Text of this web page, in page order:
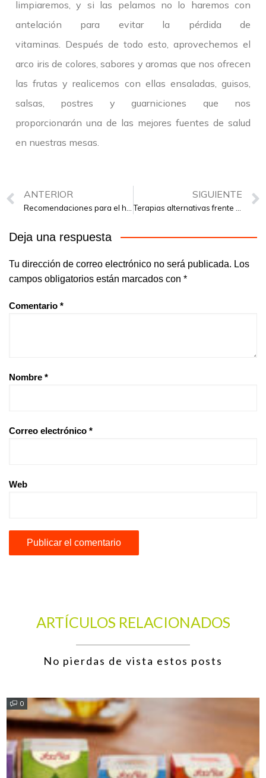
limpiaremos, y si las pelamos no lo haremos con
antelación para evitar la pérdida de
vitaminas. Después de todo esto, aprovechemos el
arco iris de colores, sabores y aromas que nos ofrecen
las frutas y realicemos con ellas ensaladas, guisos,
salsas, postres y guarniciones que nos
proporcionarán una de las mejores fuentes de salud
en nuestras mesas.
ANTERIOR SIGUIENTE
Deja una respuesta
Tu dirección de correo electrónico no será publicada. Los
campos obligatorios están marcados con *
Comentario *
Nombre *
Correo electrónico *
Web
ARTÍCULOS RELACIONADOS
No pierdas de vista estos posts
0